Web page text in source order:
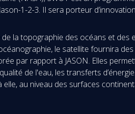
1-2-3. Il sera porteur
de la topographie des océans et
le satellite fournira
par rapport à JASON. Elles
de l'eau, les transferts
elle, au niveau des surfaces